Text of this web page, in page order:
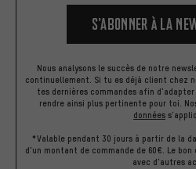
S’abonner à la
Nous analysons le succès de notre
continuellement. Si tu es déjà client chez
tes dernières commandes afin
rendre ainsi plus pertinente pour toi.
données
*Valable pendant 30 jours à partir de la
d'un montant de commande de 60€. Le
avec d'autres